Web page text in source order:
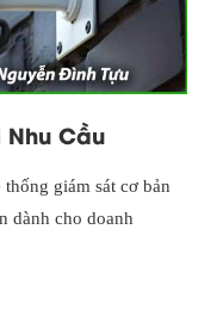
Nhu Cầu
giám sát cơ bản
dành cho doanh